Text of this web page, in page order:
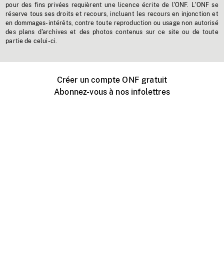
pour des fins privées requièrent une licence écrite de l'ONF. L'ONF se
réserve tous ses droits et recours, incluant les recours en injonction et
en dommages-intérêts, contre toute reproduction ou usage non autorisé
des plans d'archives et des photos contenus sur ce site ou de toute
partie de celui-ci.
Créer un compte ONF gratuit
Abonnez-vous à nos infolettres